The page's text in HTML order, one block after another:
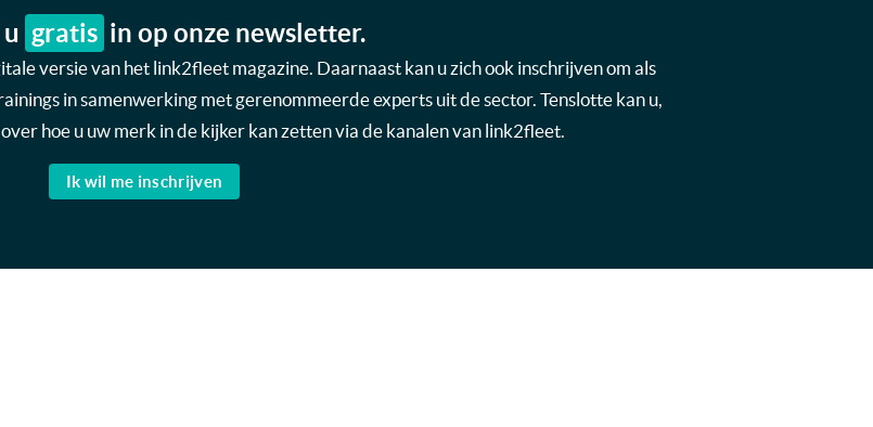
gratis in op onze newsletter.
versie van het link2fleet magazine. Daarnaast kan u zich ook inschrijven om als
in samenwerking met gerenommeerde experts uit de sector. Tenslotte kan u,
hoe u uw merk in de kijker kan zetten via de kanalen van link2fleet.
Ik wil me inschrijven